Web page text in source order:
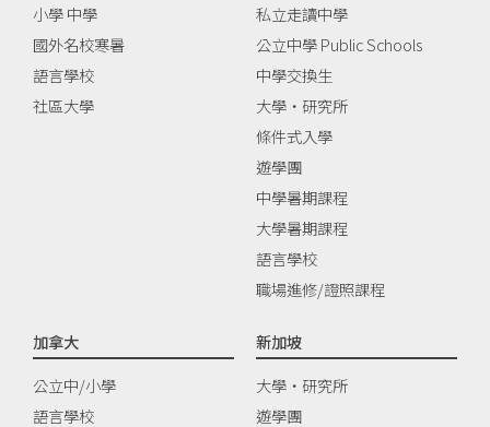
小學 中學
國外名校寒暑
語言學校
社區大學
私立走讀中學
公立中學 Public Schools
中學交換生
大學‧研究所
條件式入學
遊學團
中學暑期課程
大學暑期課程
語言學校
職場進修/證照課程
加拿大
公立中/小學
語言學校
新加坡
大學‧研究所
遊學團